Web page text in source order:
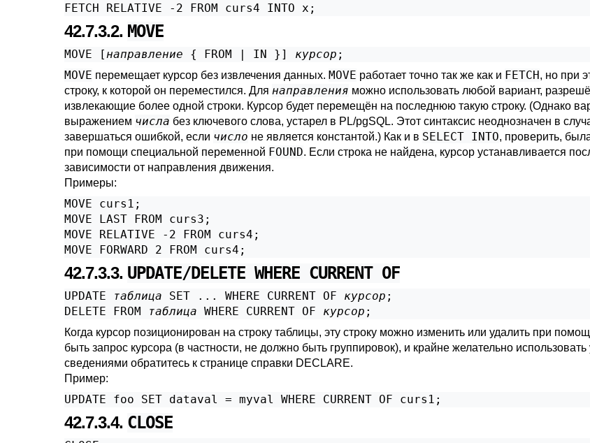
FETCH RELATIVE -2 FROM curs4 INTO x;
42.7.3.2. MOVE
MOVE [направление { FROM | IN } ] курсор ;
MOVE перемещает курсор без извлечения данных. MOVE работает точно так же как и FETCH, но при
строку, к которой он переместился. Для направления можно использовать любой вариант,
извлекающие более одной строки. Курсор будет перемещён на последнюю такую строку. (Однако
выражением числа без ключевого слова, устарел в PL/pgSQL. Этот синтаксис неоднозначен в
завершаться ошибкой, если число не является константой.) Как и в SELECT INTO, проверить,
при помощи специальной переменной FOUND. Если строка не найдена, курсор устанавливается
зависимости от направления движения.
Примеры:
MOVE curs1;
MOVE LAST FROM curs3;
MOVE RELATIVE -2 FROM curs4;
MOVE FORWARD 2 FROM curs4;
42.7.3.3. UPDATE/DELETE WHERE CURRENT OF
UPDATE таблица SET ... WHERE CURRENT OF курсор ;
DELETE FROM
таблица WHERE CURRENT OF курсор ;
Когда курсор позиционирован на строку таблицы, эту строку можно изменить или удалить при
быть запрос курсора (в частности, не должно быть группировок), и крайне желательно использовать
сведениями обратитесь к странице справки DECLARE.
Пример:
UPDATE foo SET dataval = myval WHERE CURRENT OF curs1;
42.7.3.4. CLOSE